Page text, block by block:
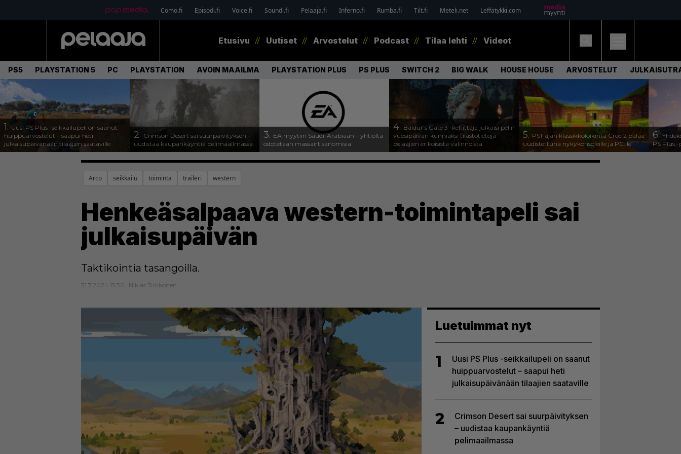
Como.fi Episodi.fi Voice.fi Soundi.fi Pelaaja.fi Inferno.fi Rumba.fi Tilt.fi Meteli.net Leffatykki.com
Etusivu Uutiset Arvostelut Podcast Tilaa lehti Videot
PS5 PLAYSTATION 5 PC PLAYSTATION AVOIN MAAILMA PLAYSTATION PLUS PS PLUS SWITCH 2 BIG WALK HOUSE HOUSE ARVOSTELUT
1. Uusi PS Plus -seikkailupeli on saanut
huippuarvostelut – saapui heti
julkaisupäivänään tilaajien saataville
2. Crimson Desert sai suurpäivityksen –
uudistaa kaupankäyntiä pelimaailmassa
3. EA myytiin Saudi-Arabiaan – yhtiöltä
odotetaan massairtisanomisia
4. Baldur’s Gate 3 -kehittäjä julkaisi pelin
vuosipäivän kunniaksi tilastotietoja
pelaajien erikoisista valinnoista
5. PS1-ajan klassikkoloikinta Croc 2 palaa
uudistettuna nykykonsoleille ja PC:lle
6.
PS Plus
Arco seikkailu toiminta traileri western
Henkeäsalpaava western-toimintapeli sai
julkaisupäivän
Taktikointia tasangoilla.
31.7.2024 15:30 Niklas Tirkkonen
Luetuimmat nyt
1
Uusi PS Plus -seikkailupeli on saanut
huippuarvostelut – saapui heti
julkaisupäivänään tilaajien saataville
2
Crimson Desert sai suurpäivityksen
– uudistaa kaupankäyntiä
pelimaailmassa